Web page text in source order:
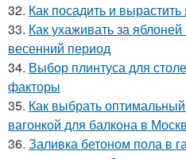
32. Как посадить и
33. Как ухаживать за
весенний период
34. Выбор плинтуса для
факторы
35. Как выбрать
вагонкой для балкона в
36. Заливка бетоном пола в